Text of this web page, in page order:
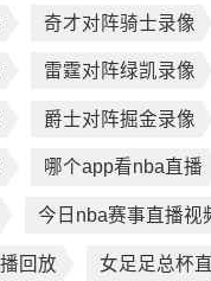
奇才对阵骑士录像
雷霆对阵绿凯录像
爵士对阵掘金录像
哪个app看nba直播
今日nba赛事直播视
回放 女足足总杯